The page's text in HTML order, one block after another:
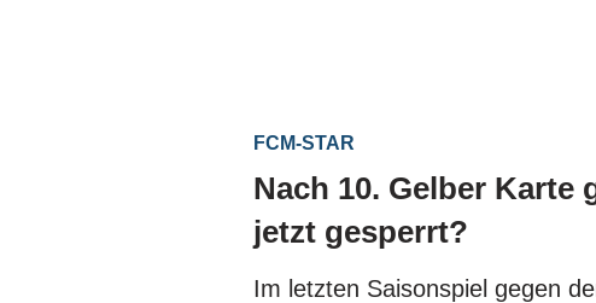
FCM-STAR
Nach 10. Gelber Karte
jetzt gesperrt?
Im letzten Saisonspiel gegen